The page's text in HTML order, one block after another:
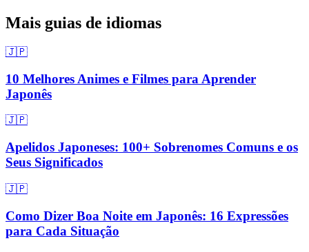
Mais guias de idiomas
🇯🇵
10 Melhores Animes e Filmes para Aprender
Japonês
🇯🇵
Apelidos Japoneses: 100+ Sobrenomes Comuns e os
Seus Significados
🇯🇵
Como Dizer Boa Noite em Japonês: 16 Expressões
para Cada Situação